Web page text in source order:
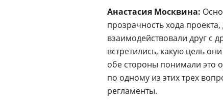
Анастасия Москвина:
прозрачность хода
взаимодействовали друг с
встретились, какую цель
обе стороны понимали это
по одному из этих трех
регламенты.